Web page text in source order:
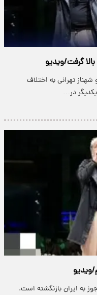
گرفت/ویدیو
تهرانی به اختلاف
در…
ویدیو
به ایران بازنگشته است.